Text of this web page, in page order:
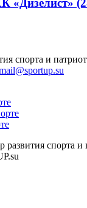
спорта и
спорта и